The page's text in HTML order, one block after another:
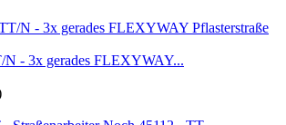
N - 3x gerades FLEXYWAY...